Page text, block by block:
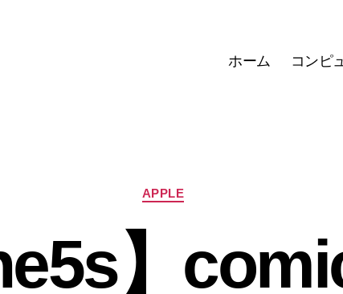
ホーム コンピ
カ
テ
APPLE
】